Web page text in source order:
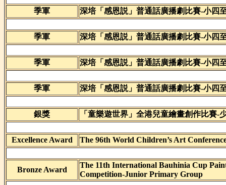
季軍 深培「感恩説」普通話廣播劇比賽-小四
季軍 深培「感恩説」普通話廣播劇比賽-小四
季軍 深培「感恩説」普通話廣播劇比賽-小四
季軍 深培「感恩説」普通話廣播劇比賽-小四
銀獎 「童樂遊世界」全港兒童繪畫創作比賽-
Excellence Award The 96th World Children’s Art
Bronze Award
The 11th International Bauhinia Cup
Competition-Junior Primary Group